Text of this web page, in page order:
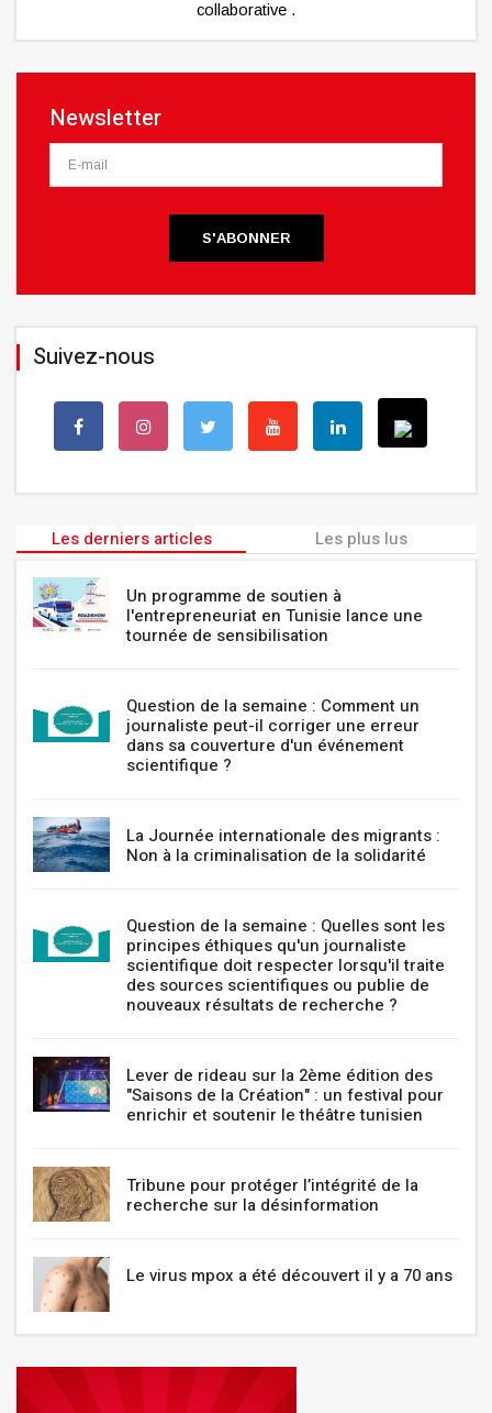
collaborative .
Newsletter
S'ABONNER
Suivez-nous
Les derniers articles Les plus lus
Un programme de soutien à
l'entrepreneuriat en Tunisie lance une
tournée de sensibilisation
Question de la semaine : Comment un
journaliste peut-il corriger une erreur
dans sa couverture d'un événement
scientifique ?
La Journée internationale des migrants :
Non à la criminalisation de la solidarité
Question de la semaine : Quelles sont les
principes éthiques qu'un journaliste
scientifique doit respecter lorsqu'il traite
des sources scientifiques ou publie de
nouveaux résultats de recherche ?
Lever de rideau sur la 2ème édition des
"Saisons de la Création" : un festival pour
enrichir et soutenir le théâtre tunisien
Tribune pour protéger l’intégrité de la
recherche sur la désinformation
Le virus mpox a été découvert il y a 70 ans